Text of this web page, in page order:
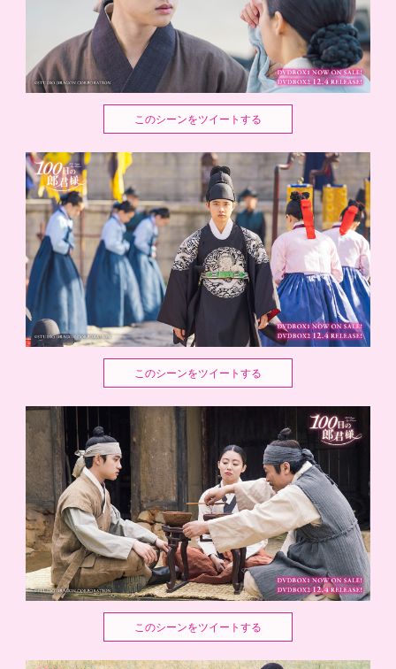
このシーンをツイートする
このシーンをツイートする
このシーンをツイートする